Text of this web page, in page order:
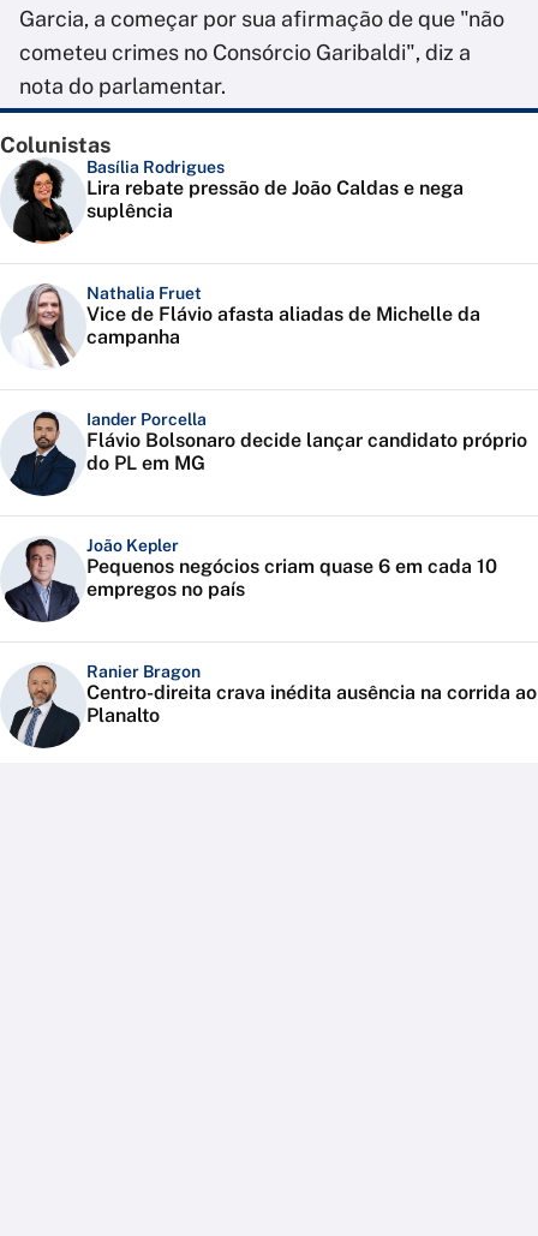
Garcia, a começar por sua afirmação de que "não
cometeu crimes no Consórcio Garibaldi", diz a
nota do parlamentar.
Colunistas
Basília Rodrigues
Lira rebate pressão de João Caldas e nega
suplência
Nathalia Fruet
Vice de Flávio afasta aliadas de Michelle da
campanha
Iander Porcella
Flávio Bolsonaro decide lançar candidato próprio
do PL em MG
João Kepler
Pequenos negócios criam quase 6 em cada 10
empregos no país
Ranier Bragon
Centro-direita crava inédita ausência na corrida ao
Planalto